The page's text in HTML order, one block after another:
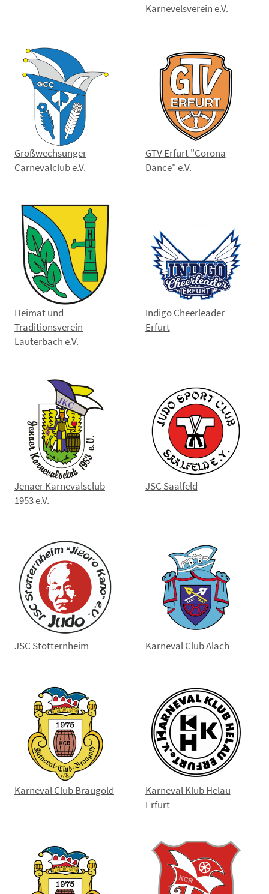
Karnevelsverein e.V.
Großwechsunger
Carnevalclub e.V.
GTV Erfurt "Corona
Dance" e.V.
Heimat und
Traditionsverein
Lauterbach e.V.
Indigo Cheerleader
Erfurt
Jenaer Karnevalsclub
1953 e.V.
JSC Saalfeld
JSC Stotternheim Karneval Club Alach
Karneval Club Braugold
Karneval Klub Helau
Erfurt